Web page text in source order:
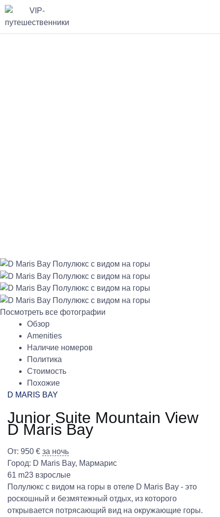
Посмотреть все фотографии
Обзор
Amenities
Наличие номеров
Политика
Стоимость
Похожие
D MARIS BAY
Junior Suite Mountain View
D Maris Bay
От: 950 € за ночь
Город: D Maris Bay, Мармарис
61 m23 взрослые
Полулюкс с видом на горы в отеле D Maris Bay - это
роскошный и безмятежный отдых, из которого
открывается потрясающий вид на окружающие горы.